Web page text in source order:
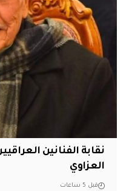
نقابة الفنانين
العزاوي
قبل 5 ساعات